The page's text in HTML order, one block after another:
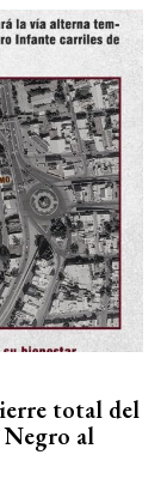
total del
al